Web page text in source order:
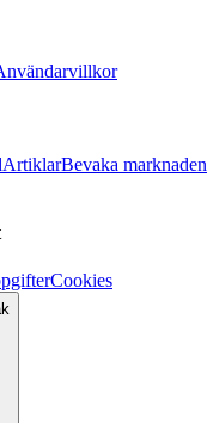
ArtiklarBevaka marknaden
Cookies